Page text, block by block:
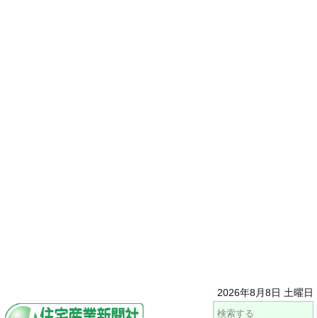
2026年8月8日 土曜日